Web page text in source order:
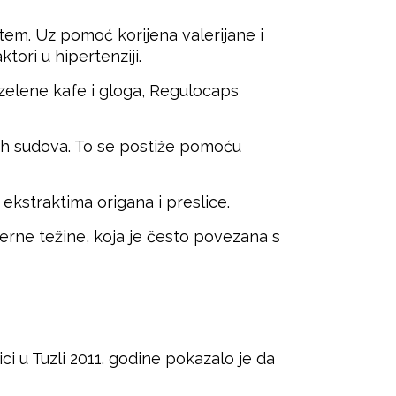
Uz pomoć korijena valerijane i
u hipertenziji.
kafe i gloga, Regulocaps
sudova. To se postiže pomoću
origana i preslice.
težine, koja je često povezana s
u Tuzli 2011. godine pokazalo je da